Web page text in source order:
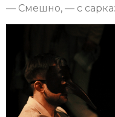
— Смешно, — с